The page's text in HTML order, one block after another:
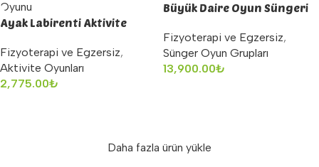
Ayak Labirenti Aktivite
Fizyoterapi ve Egzersiz,
Aktivite Oyunları
2,775.00₺
Büyük Daire Oyun Süngeri
Fizyoterapi ve Egzersiz,
Sünger Oyun Grupları
13,900.00₺
Daha fazla ürün yükle